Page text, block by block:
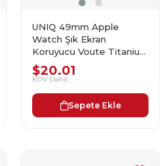
UNIQ 49mm Apple
Watch Şık Ekran
Koruyucu Voute Titanium
Silver UNIQ-49MM-
VOUTSIL
$20.01
KDV Dahil
Sepete Ekle